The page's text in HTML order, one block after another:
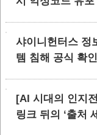
샤이니헌터스 정
템 침해 공식 확인
[AI 시대의 인지
링크 뒤의 ‘출처